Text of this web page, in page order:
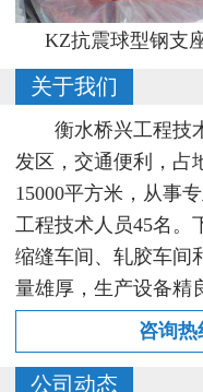
KZ抗震球型钢支
关于我们
衡水桥兴工程技术
发区，交通便利，占
15000平方米，从事
工程技术人员45名。
缩缝车间、轧胶车间
量雄厚，生产设备精
咨询热
公司动态